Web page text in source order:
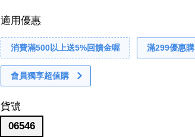
適用優惠
消費滿500以上送5%回饋金喔 滿299優惠購
會員獨享超值購
貨號
06546